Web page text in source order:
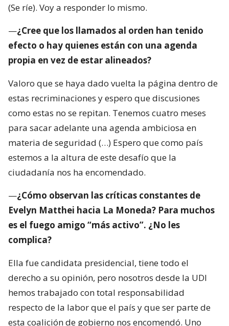
(Se ríe). Voy a responder lo mismo.
—¿Cree que los llamados al orden han tenido
efecto o hay quienes están con una agenda
propia en vez de estar alineados?
Valoro que se haya dado vuelta la página dentro de
estas recriminaciones y espero que discusiones
como estas no se repitan. Tenemos cuatro meses
para sacar adelante una agenda ambiciosa en
materia de seguridad (…) Espero que como país
estemos a la altura de este desafío que la
ciudadanía nos ha encomendado.
—¿Cómo observan las críticas constantes de
Evelyn Matthei hacia La Moneda? Para muchos
es el fuego amigo “más activo”. ¿No les
complica?
Ella fue candidata presidencial, tiene todo el
derecho a su opinión, pero nosotros desde la UDI
hemos trabajado con total responsabilidad
respecto de la labor que el país y que ser parte de
esta coalición de gobierno nos encomendó. Uno